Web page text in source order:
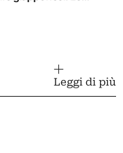
Leggi di più